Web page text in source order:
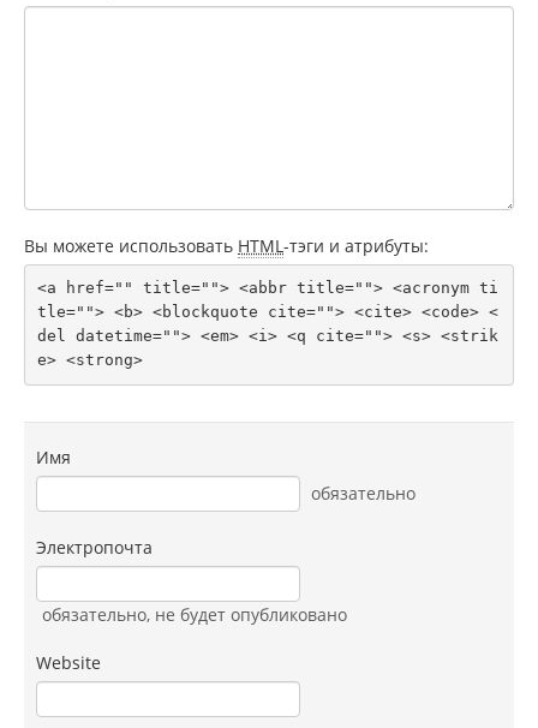
Вы можете использовать HTML -тэги и атрибуты:
<a href="" title=""> <abbr title=""> <acronym ti
tle=""> <b> <blockquote cite=""> <cite> <code> <
del datetime=""> <em> <i> <q cite=""> <s> <strik
e> <strong>
Имя
обязательно
Электропочта
обязательно, не будет опубликовано
Website